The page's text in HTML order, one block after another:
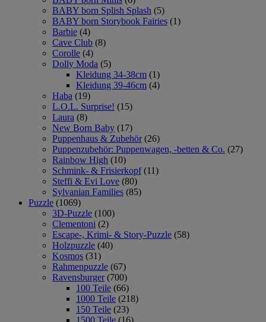
BABY born Splish Splash (5)
BABY born Storybook Fairies (1)
Barbie (4)
Cave Club (8)
Corolle (4)
Dolly Moda (5)
Kleidung 34-38cm (1)
Kleidung 39-46cm (4)
Haba (19)
L.O.L. Surprise! (15)
Laura (8)
New Born Baby (17)
Puppenhaus & Zubehör (26)
Puppenzubehör: Puppenwagen, -betten & Co. (27)
Rainbow High (10)
Schmink- & Frisierkopf (11)
Steffi & Evi Love (80)
Sylvanian Families (85)
Puzzle (1069)
3D-Puzzle (100)
Clementoni (2)
Escape-, Krimi- & Story-Puzzle (58)
Holzpuzzle (40)
Kosmos (31)
Rahmenpuzzle (67)
Ravensburger (700)
100 Teile (66)
1000 Teile (218)
150 Teile (23)
1500 Teile (16)